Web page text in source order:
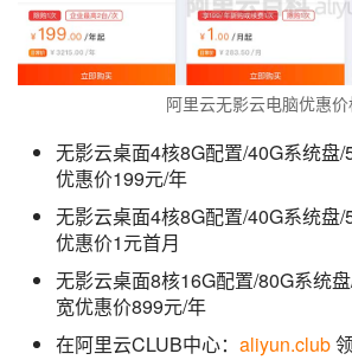
阿里云无影云电脑优惠
无影云桌面4核8G配置/40G系统盘
优惠价199元/年
无影云桌面4核8G配置/40G系统盘
优惠价1元首月
无影云桌面8核16G配置/80G系统
宽优惠价899元/年
在阿里云CLUB中心： aliyun.club